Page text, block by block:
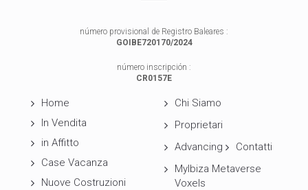
número provisional de Registro Baleares :
GOIBE720170/2024
número inscripción :
CR0157E
Home
In Vendita
in Affitto
Case Vacanza
Nuove Costruzioni
Chi Siamo
Proprietari
Advancing
Contatti
MyIbiza Metaverse
Voxels